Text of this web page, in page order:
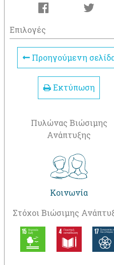
Επιλογές
Προηγούμενη
Εκτύπωση
Πυλώνας Βιώσιμης
Ανάπτυξης
Κοινωνία
Στόχοι Βιώσιμης